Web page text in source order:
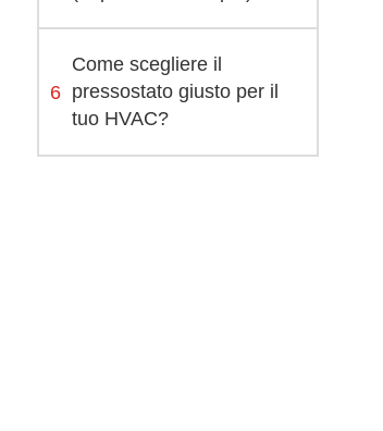
6
Come scegliere il
pressostato giusto per il
tuo HVAC?